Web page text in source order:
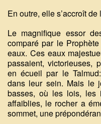
En outre, elle s’accroît
Le magnifique essor
comparé par le
eaux. Ces eaux
passaient, victorieuses,
en écueil par le
dans leur sein. Mais le
basses, où les lois, les
affaiblies, le rocher a
sommet, une